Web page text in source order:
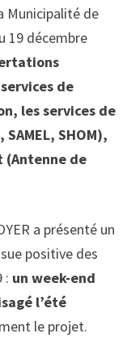
Municipalité de
19 décembre
de
les services de
SHOM),
(Antenne de
a présenté un
positive des
: un week-end
l’été
le projet.